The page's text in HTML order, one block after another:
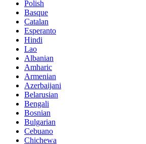
Polish
Basque
Catalan
Esperanto
Hindi
Lao
Albanian
Amharic
Armenian
Azerbaijani
Belarusian
Bengali
Bosnian
Bulgarian
Cebuano
Chichewa